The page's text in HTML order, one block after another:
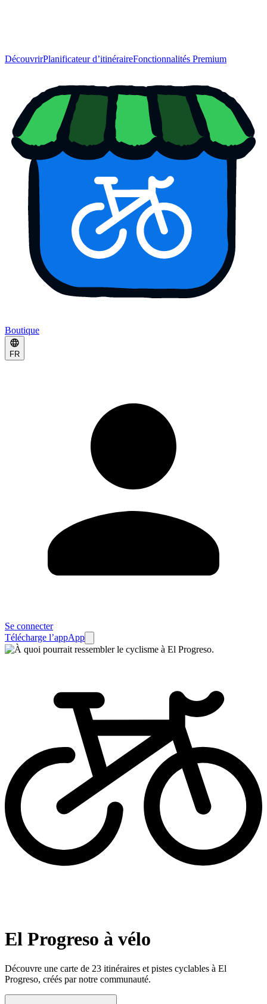
DécouvrirPlanificateur d’itinéraireFonctionnalités Premium
Boutique
FR
Se connecter
Télécharge l’appApp
El Progreso à vélo
Découvre une carte de 23 itinéraires et pistes cyclables à El
Progreso, créés par notre communauté.